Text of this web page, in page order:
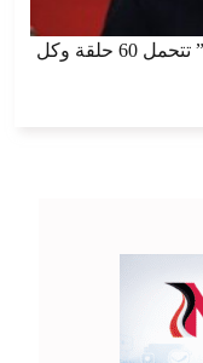
خالد يوسف: دراما مسلسل “سره الباتع” تتحمل 60 حلقة وكل